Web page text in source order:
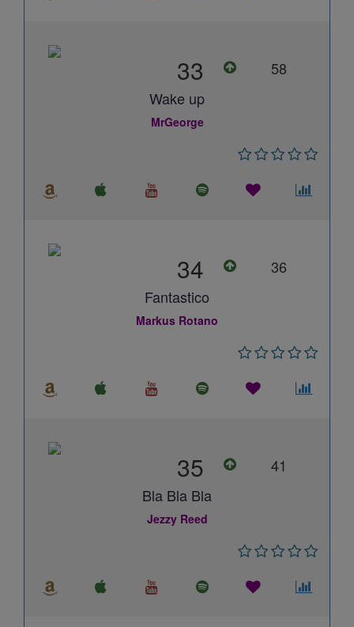
33
58
Wake up
MrGeorge
34
36
Fantastico
Markus Rotano
35
41
Bla Bla Bla
Jezzy Reed